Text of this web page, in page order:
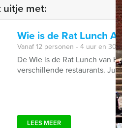
uitje met:
Wie is de Rat Lunch
Vanaf 12 personen ‐ 4 uur en 30
De Wie is de Rat Lunch van
verschillende restaurants.
LEES MEER